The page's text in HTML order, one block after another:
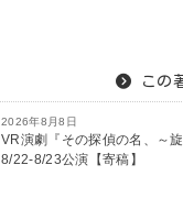
この
2026年8月8日
VR演劇『その探偵の名、～旋
8/22-8/23公演【寄稿】